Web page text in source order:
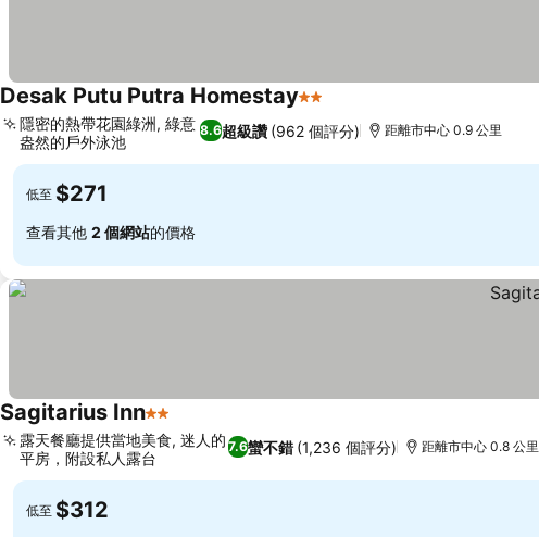
Desak Putu Putra Homestay2 星級
8.6超級讚 (962 個評分)
隱密的熱帶花園綠洲, 綠意
盎然的戶外泳池
距離市中心 0.9 公里
低至 $271
查看其他 2 個網站的價格
Sagitarius Inn2 星級
7.6蠻不錯 (1,236 個評分)
露天餐廳提供當地美食, 迷人的
平房，附設私人露台
距離市中心 0.8 公里
低至 $312